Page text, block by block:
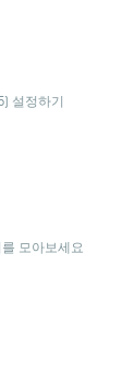
설정하기
모아보세요